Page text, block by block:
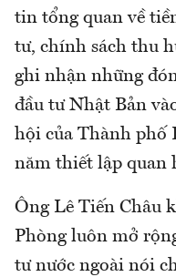
tin tổng quan về
tư, chính sách thu
ghi nhận những
đầu tư Nhật Bản
hội của Thành phố
năm thiết lập quan
Ông Lê Tiến Châu
Phòng luôn mở
tư nước ngoài nói